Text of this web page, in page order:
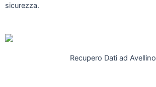
sicurezza.
Recupero Dati ad Avellino